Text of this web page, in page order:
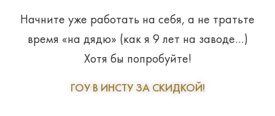
Начните уже работать на себя, а не тратьте
время «на дядю» (как я 9 лет на заводе…)
Хотя бы попробуйте!
ГОУ В ИНСТУ ЗА СКИДКОЙ!